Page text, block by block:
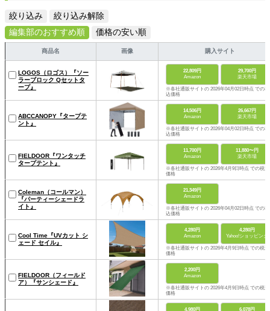
絞り込み
絞り込み解除
編集部のおすすめ順
価格の安い順
商品名 画像 購入サイト
LOGOS（ロゴス）『ソー
ラーブロック Qセットタ
ープ』
22,809円
Amazon
29,700円
楽天市場
※各社通販サイトの 2026年04月02日時点 での税
込価格
ABCCANOPY『タープテ
ント』
14,506円
Amazon
26,667円
楽天市場
※各社通販サイトの 2026年04月02日時点 での税
込価格
FIELDOOR『ワンタッチ
タープテント』
11,700円
Amazon
11,880〜円
楽天市場
※各社通販サイトの 2026年4月9日時点 での税込
価格
Coleman（コールマン）
『パーティーシェードラ
イト』
21,349円
Amazon
※各社通販サイトの 2026年04月02日時点 での税
込価格
Cool Time『UVカット シ
ェード セイル』
4,280円
Amazon
4,280円
Yahoo!ショッピング
※各社通販サイトの 2026年4月9日時点 での税込
価格
FIELDOOR（フィールド
ア）『サンシェード』
2,200円
Amazon
※各社通販サイトの 2026年4月9日時点 での税込
価格
4,980円 6,078円